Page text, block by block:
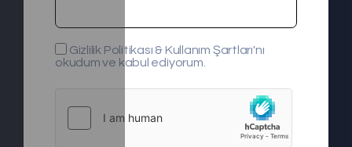
Gizlilik Politikası & Kullanım Şartları'nı
okudum ve kabul ediyorum.